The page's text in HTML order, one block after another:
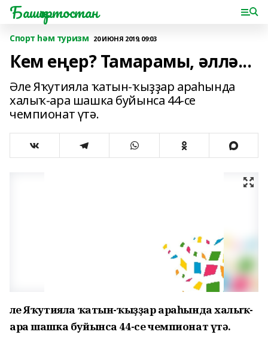
Башҡортостан
Спорт һәм туризм 20 ИЮНЯ 2019, 09:03
Кем еңер? Тамарамы, әллә...
Әле Яҡутияла ҡатын-ҡыҙҙар араһында
халыҡ-ара шашка буйынса 44-се
чемпионат үтә.
Әле Яҡутияла ҡатын-ҡыҙҙар араһында халыҡ-
ара шашка буйынса 44-се чемпионат үтә.